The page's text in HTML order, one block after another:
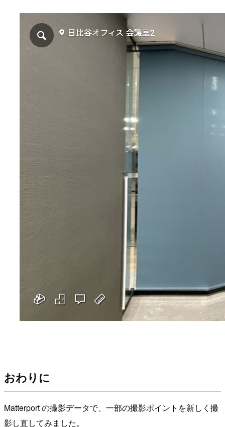
おわりに
Matterport の撮影データで、一部の撮影ポイントを新しく撮
影し直してみました。